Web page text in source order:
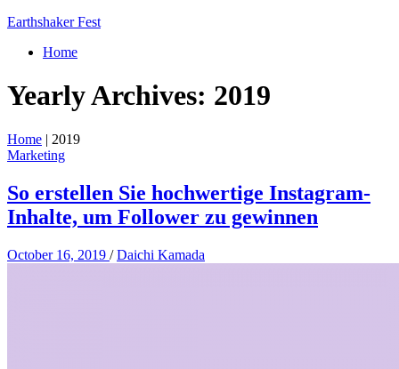
Earthshaker Fest
Home
Yearly Archives: 2019
Home | 2019
Marketing
So erstellen Sie hochwertige Instagram-
Inhalte, um Follower zu gewinnen
October 16, 2019 /Daichi Kamada